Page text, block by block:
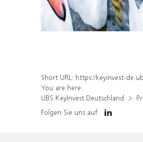
Short URL: https://keyinvest-de.ubs.com/produkt/detail/
You are here:
UBS KeyInvest Deutschland
Folgen Sie uns auf